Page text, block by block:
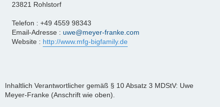
23821 Rohlstorf
Telefon : +49 4559 98343
Email-Adresse : uwe@meyer-franke.com
Website : http://www.mfg-bigfamily.de
Inhaltlich Verantwortlicher gemäß § 10 Absatz 3 MDStV: Uwe
Meyer-Franke (Anschrift wie oben).